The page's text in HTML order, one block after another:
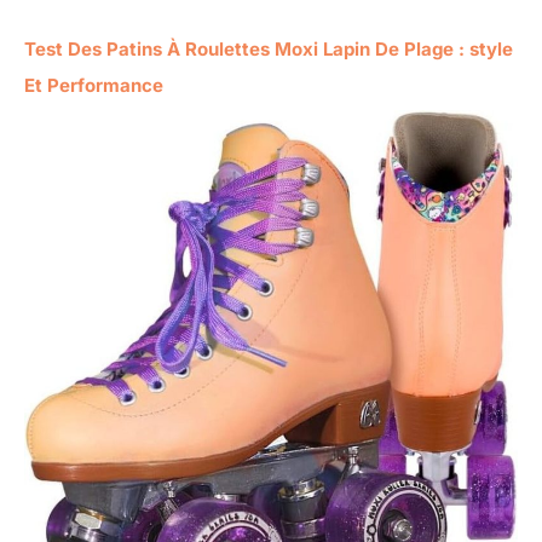
Test Des Patins À Roulettes Moxi Lapin De Plage : style
Et Performance